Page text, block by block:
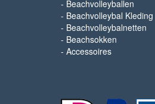
- Beachvolleyballen
- Beachvolleybal Kleding
- Beachvolleybalnetten
- Beachsokken
- Accessoires